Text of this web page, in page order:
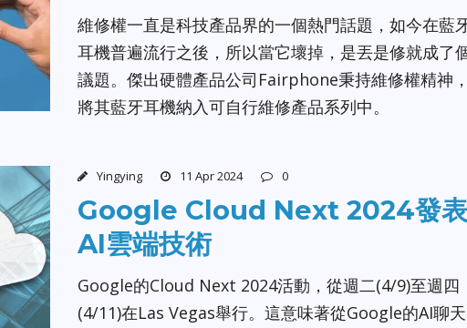
維修權一直是科技產品界的一個熱門話題，如今在藍
耳機普遍流行之後，所以當它壞掉，是丟是修就成了
議題。傑出硬體產品公司Fairphone秉持維修權精神
將其藍牙耳機納入可自行維修產品系列中。
Yingying 11 Apr 2024 0
Google Cloud Next 2024發表
AI雲端技術
Google的Cloud Next 2024活動，從週二(4/9)至週四
(4/11)在Las Vegas舉行。這意味著從Google的AI聊天